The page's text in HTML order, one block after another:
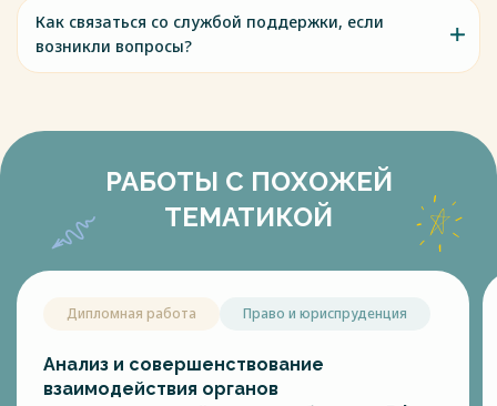
Как связаться со службой поддержки, если
возникли вопросы?
РАБОТЫ С ПОХОЖЕЙ
ТЕМАТИКОЙ
Дипломная работа Право и юриспруденция
Анализ и совершенствование
взаимодействия органов